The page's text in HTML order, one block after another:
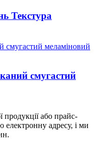
Текстура
смугастий
або прайс-
електронну адресу, і ми